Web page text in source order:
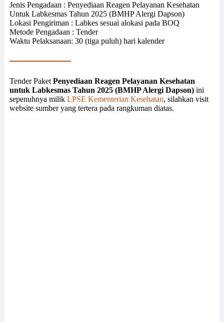
Jenis Pengadaan : Penyediaan Reagen Pelayanan Kesehatan
Untuk Labkesmas Tahun 2025 (BMHP Alergi Dapson)
Lokasi Pengiriman : Labkes sesuai alokasi pada BOQ
Metode Pengadaan : Tender
Waktu Pelaksanaan: 30 (tiga puluh) hari kalender
Tender Paket Penyediaan Reagen Pelayanan Kesehatan
untuk Labkesmas Tahun 2025 (BMHP Alergi Dapson)ini
sepenuhnya milik LPSE Kementerian Kesehatan, silahkan visit
website sumber yang tertera pada rangkuman diatas.